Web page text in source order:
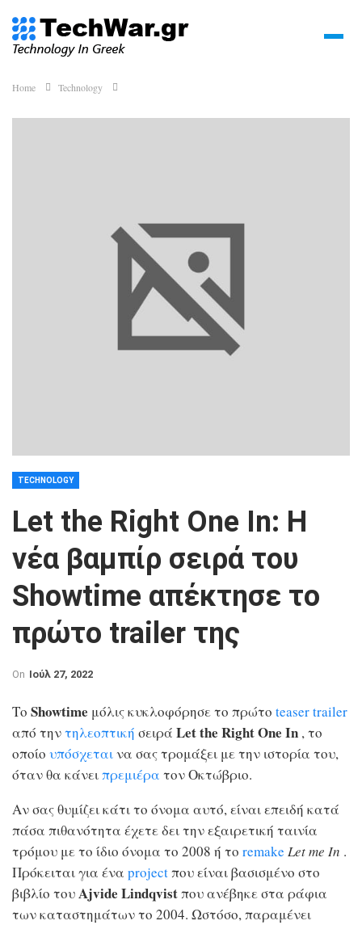
Home Technology
TECHNOLOGY
Let the Right One In: Η
νέα βαμπίρ σειρά του
Showtime απέκτησε το
πρώτο trailer της
On Ιούλ 27, 2022
Το Showtime μόλις κυκλοφόρησε το πρώτο teasertrailer
από τηντηλεοπτική σειρά Let the Right One In , το
οποίο υπόσχεταινα σας τρομάξει με την ιστορία του,
όταν θα κάνειπρεμιέρα τον Οκτώβριο.
Αν σας θυμίζει κάτι το όνομα αυτό, είναι επειδή κατά
πάσα πιθανότητα έχετε δει την εξαιρετική ταινία
τρόμου με το ίδιο όνομα το 2008 ή το remake Let me In .
Πρόκειται για ένα projectπου είναι βασισμένο στο
βιβλίο τουAjvide Lindqvistπου ανέβηκε στα ράφια
των καταστημάτων το 2004. Ωστόσο, παραμένει